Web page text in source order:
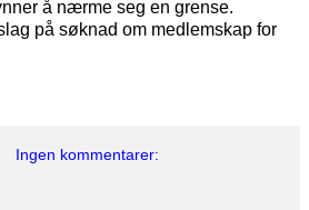
å nærme seg en grense.
på søknad om medlemskap for
Ingen kommentarer: